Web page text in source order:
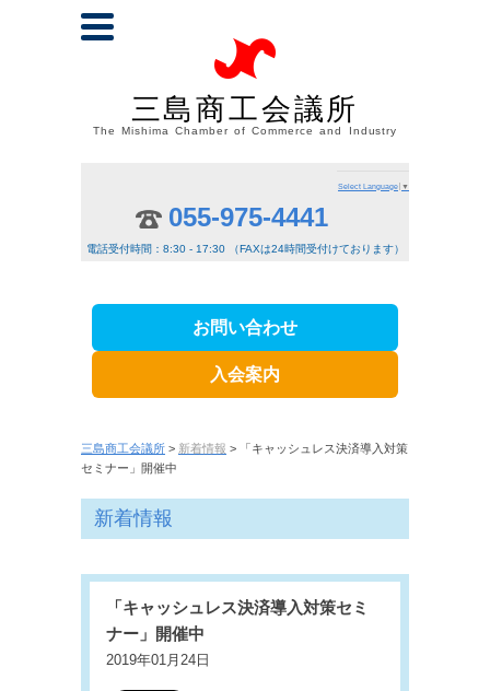
三島商工会議所
The Mishima Chamber of Commerce and Industry
Select Language ▼
055-975-4441
電話受付時間：8:30 - 17:30 （FAXは24時間受付けております）
お問い合わせ
入会案内
三島商工会議所 > 新着情報 > 「キャッシュレス決済導入対策
セミナー」開催中
新着情報
「キャッシュレス決済導入対策セミ
ナー」開催中
2019年01月24日